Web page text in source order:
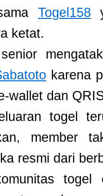
Togel158
ketat.
karena
wallet dan
togel
member
resmi dari
togel